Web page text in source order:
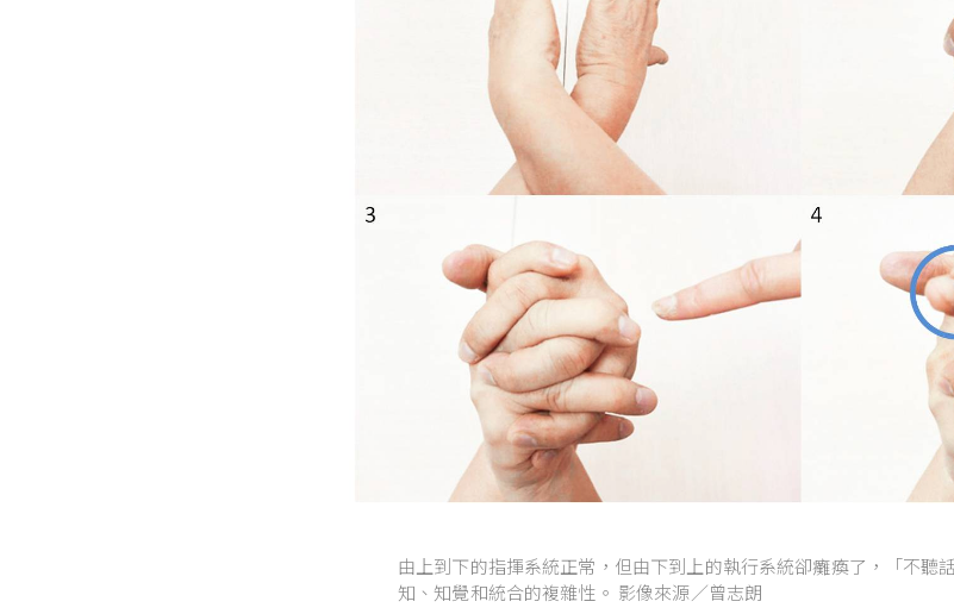
由上到下的指揮系統正常，但由下到上的執行系統卻癱瘓了，「不聽
知、知覺和統合的複雜性。 影像來源／曾志朗